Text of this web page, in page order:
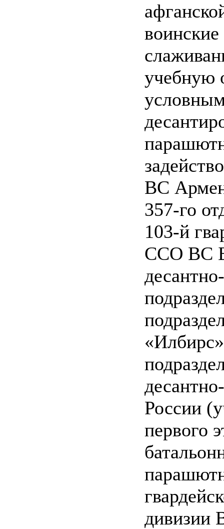
учебную
ВС
357-го
103‑й
ССО ВС
России
первого
дивизии